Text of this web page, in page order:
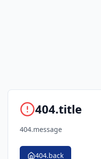
404.title
404.message
404.back